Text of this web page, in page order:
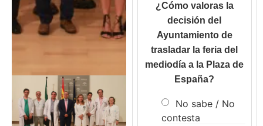
¿Cómo valoras la
decisión del
Ayuntamiento de
trasladar la feria del
mediodía a la Plaza de
España?
No sabe / No
contesta